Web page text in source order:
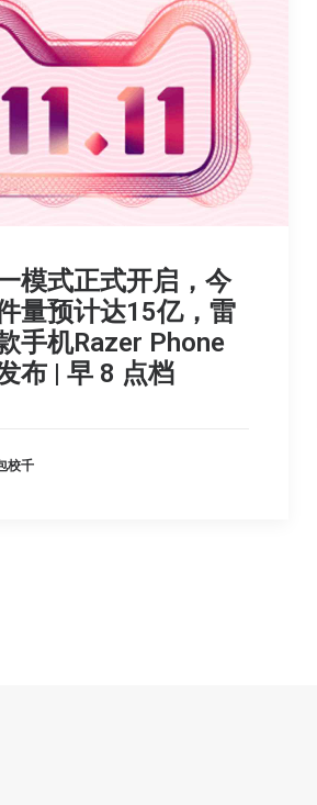
模式正式开启，今
量预计达15亿，雷
手机Razer Phone
布 | 早 8 点档
校千